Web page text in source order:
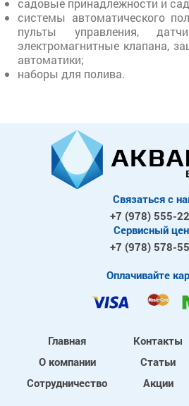
садовые принадлежности и
системы автоматического
пульты управления,
электромагнитные клапана,
автоматики;
наборы для полива.
Связаться с
+7 (978) 555-
Сервисный
+7 (978) 578-
Оплачивайте
Главная
О компании
Сотрудничество
Контакты
Статьи
Акции